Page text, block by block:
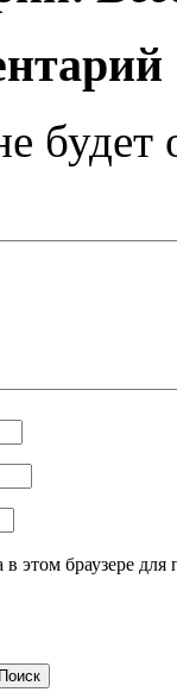
будет
в этом браузере